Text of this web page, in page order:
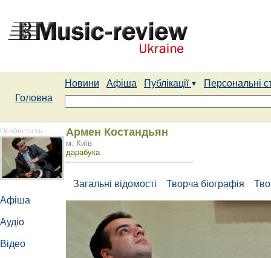
Новини Афіша Публікації
Персональні
Головна
Особистість
Афіша
Аудіо
Відео
Армен Костандьян
м. Київ
дарабука
Загальні відомості Творча біографія